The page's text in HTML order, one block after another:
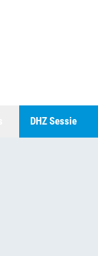
DHZ Sessie